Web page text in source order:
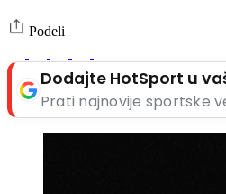
Podeli
Dodajte HotSport u
Prati najnovije sportske